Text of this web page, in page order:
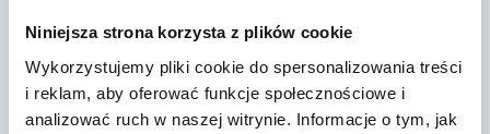
Niniejsza strona korzysta z plików cookie
Wykorzystujemy pliki cookie do spersonalizowania treści
i reklam, aby oferować funkcje społecznościowe i
analizować ruch w naszej witrynie. Informacje o tym, jak